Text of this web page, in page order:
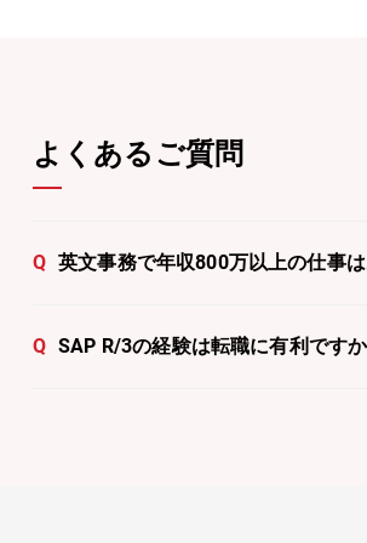
よくあるご質問
Q 英文事務で年収800万以上の仕事
Q SAP R/3の経験は転職に有利です